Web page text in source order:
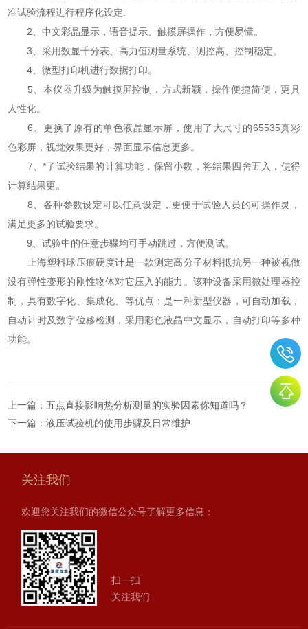
准试验流程进行程序化设定.
2、中文彩晶显示，语音提示、触摸屏操作，方便易懂。
3、采用数显千分表、高力值测量系统、测控高、控制稳定。
4、微型打印机进行数据打印。
5、本仪器升级为触摸屏控制，方式新颖，操作便捷简便，更具
人性化。
6、更换了原有的单色液晶显示屏，使用了大尺寸的65535真彩
色彩屏，视觉效果更好，界面显示信息更多。
7、*了试验结果的计算功能，保留小数，将结果四舍五入，使得
计算结果更。
8、各种参数设定可以任意设定，更便于试验人员的可操作灵，
满足更多的试验要求。
9、试验中的任意步骤均可手动跳过，方便测试。
上海塑料球压痕硬度计是一款测定高分子材料抵抗另一种被视做
没有弹性变形的刚性物体对它压入的能力。该种设备采用微处理器控
制，具有数字化、集成化、等优点；是一种新型仪器，可自动加载，
自动计时及数字位移检测，采用彩色液晶中文显示，自动打印等多种
功能。
上一篇： 五点直接影响热分析测量的实验因素你知道吗？
下一篇：液压试验机的使用步骤及日常维护
关注我们
欢迎您关注我们的微信公众号了解更多信息：
扫一扫
关注我们